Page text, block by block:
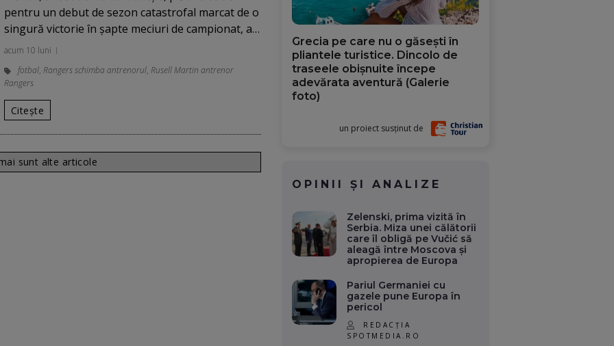
pentru un debut de sezon catastrofal marcat de o
singură victorie în șapte meciuri de campionat, a…
acum 10 luni
fotbal, Rangers schimba antrenorul, Rusell Martin antrenor
Rangers
Citește
sunt alte articole
Grecia pe care nu o găsești în
pliantele turistice. Dincolo de
traseele obișnuite începe
adevărata aventură (Galerie
foto)
un proiect susținut de
OPINII ȘI ANALIZE
Zelenski, prima vizită în
Serbia. Miza unei călătorii
care îl obligă pe Vučić să
aleagă între Moscova și
apropierea de Europa
Pariul Germaniei cu
gazele pune Europa în
pericol
REDACȚIA
SPOTMEDIA.RO